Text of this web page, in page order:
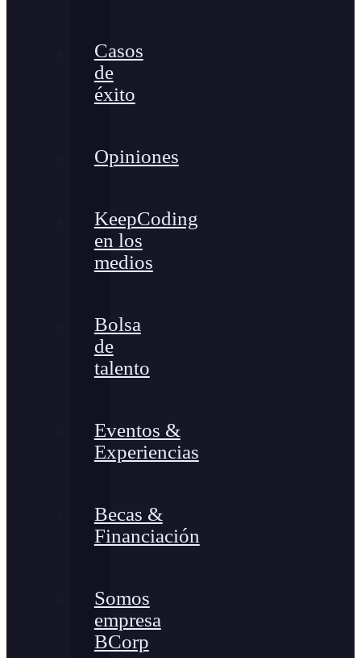
Casos
de
éxito
Opiniones
KeepCoding
en los
medios
Bolsa
de
talento
Eventos &
Experiencias
Becas &
Financiación
Somos
empresa
BCorp